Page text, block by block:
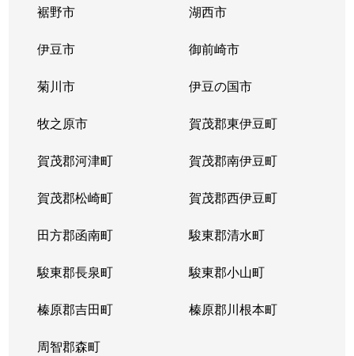
裾野市 湖西市
伊豆市 御前崎市
菊川市 伊豆の国市
牧之原市 賀茂郡東伊豆町
賀茂郡河津町 賀茂郡南伊豆町
賀茂郡松崎町 賀茂郡西伊豆町
田方郡函南町 駿東郡清水町
駿東郡長泉町 駿東郡小山町
榛原郡吉田町 榛原郡川根本町
周智郡森町